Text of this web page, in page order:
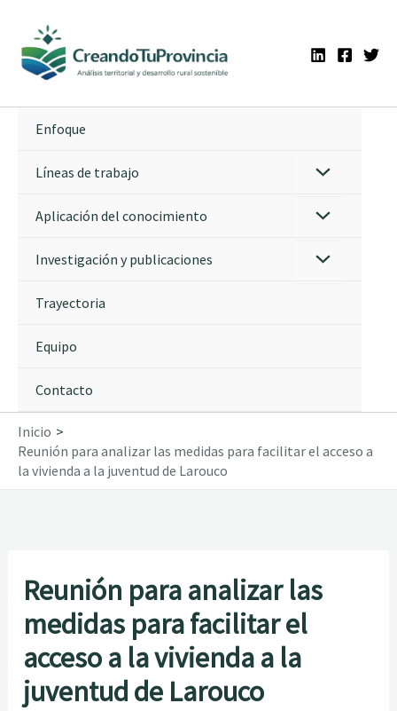
contenido
Enfoque
Líneas de trabajo
Aplicación del conocimiento
Investigación y publicaciones
Trayectoria
Equipo
Contacto
Inicio
Reunión para analizar las medidas para facilitar el acceso a
la vivienda a la juventud de Larouco
Reunión para analizar las
medidas para facilitar el
acceso a la vivienda a la
juventud de Larouco